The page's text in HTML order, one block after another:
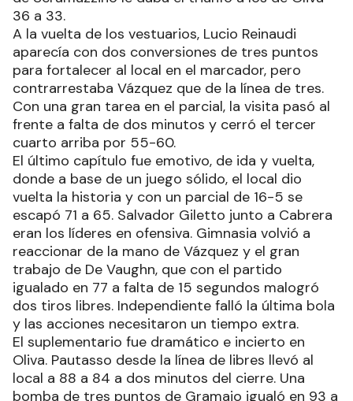
36 a 33.
A la vuelta de los vestuarios, Lucio Reinaudi
aparecía con dos conversiones de tres puntos
para fortalecer al local en el marcador, pero
contrarrestaba Vázquez que de la línea de tres.
Con una gran tarea en el parcial, la visita pasó al
frente a falta de dos minutos y cerró el tercer
cuarto arriba por 55-60.
El último capítulo fue emotivo, de ida y vuelta,
donde a base de un juego sólido, el local dio
vuelta la historia y con un parcial de 16-5 se
escapó 71 a 65. Salvador Giletto junto a Cabrera
eran los líderes en ofensiva. Gimnasia volvió a
reaccionar de la mano de Vázquez y el gran
trabajo de De Vaughn, que con el partido
igualado en 77 a falta de 15 segundos malogró
dos tiros libres. Independiente falló la última bola
y las acciones necesitaron un tiempo extra.
El suplementario fue dramático e incierto en
Oliva. Pautasso desde la línea de libres llevó al
local a 88 a 84 a dos minutos del cierre. Una
bomba de tres puntos de Gramajo igualó en 93 a